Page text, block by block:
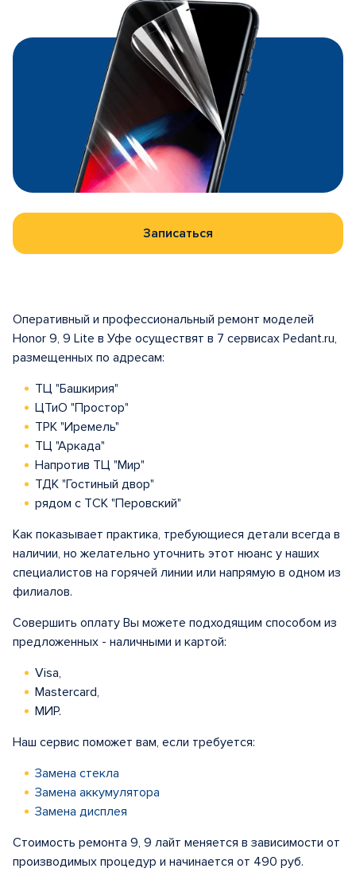
Записаться
Оперативный и профессиональный ремонт моделей
Honor 9, 9 Lite в Уфе осуществят в 7 сервисах Pedant.ru,
размещенных по адресам:
ТЦ "Башкирия"
ЦТиО "Простор"
ТРК "Иремель"
ТЦ "Аркада"
Напротив ТЦ "Мир"
ТДК "Гостиный двор"
рядом с ТСК "Перовский"
Как показывает практика, требующиеся детали всегда в
наличии, но желательно уточнить этот нюанс у наших
специалистов на горячей линии или напрямую в одном из
филиалов.
Совершить оплату Вы можете подходящим способом из
предложенных - наличными и картой:
Visa,
Mastercard,
МИР.
Наш сервис поможет вам, если требуется:
Замена стекла
Замена аккумулятора
Замена дисплея
Стоимость ремонта 9, 9 лайт меняется в зависимости от
производимых процедур и начинается от 490 руб.